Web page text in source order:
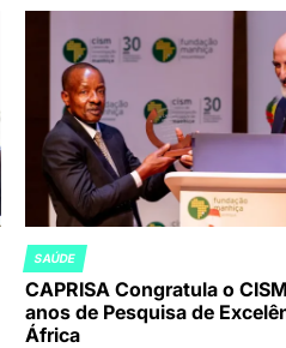
POSTED
IN
SAÚDE
CAPRISA Congratula o
anos de Pesquisa de
África